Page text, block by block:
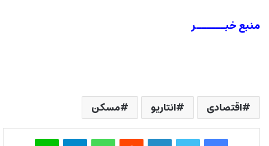
منبع خبــــــر
اقتصادی انتاریو مسکن
فیس بوک توییتر لینکدین‫رددیت واتس آپ تلگرام لاین